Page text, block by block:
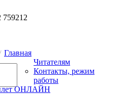
759212
Главная
Читателям
Контакты, режим
работы
ОНЛАЙН